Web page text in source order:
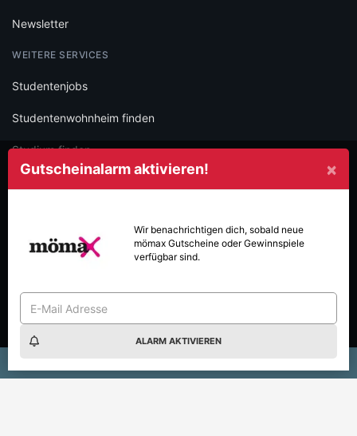
×
Gutscheinalarm aktivieren!
Wir benachrichtigen dich, sobald neue
mömaxGutscheine oder Gewinnspiele
verfügbar sind.
ALARM AKTIVIEREN
Newsletter
WEITERE SERVICES
Studentenjobs
Studentenwohnheim finden
Studium finden
FÜR PARTNER
Gutscheinkampagnen
Content Marketing
iamstudent Verify